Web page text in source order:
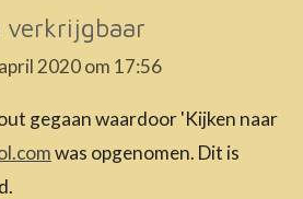
verkrijgbaar
2020 om 17:56
gegaan waardoor 'Kijken naar
was opgenomen. Dit is